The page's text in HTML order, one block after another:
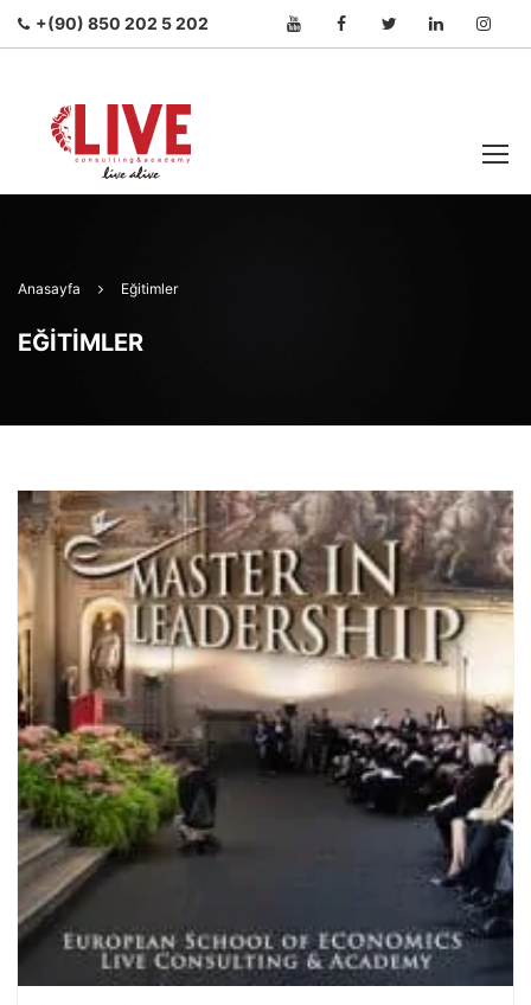
+(90) 850 202 5 202
Anasayfa Eğitimler
EĞITIMLER